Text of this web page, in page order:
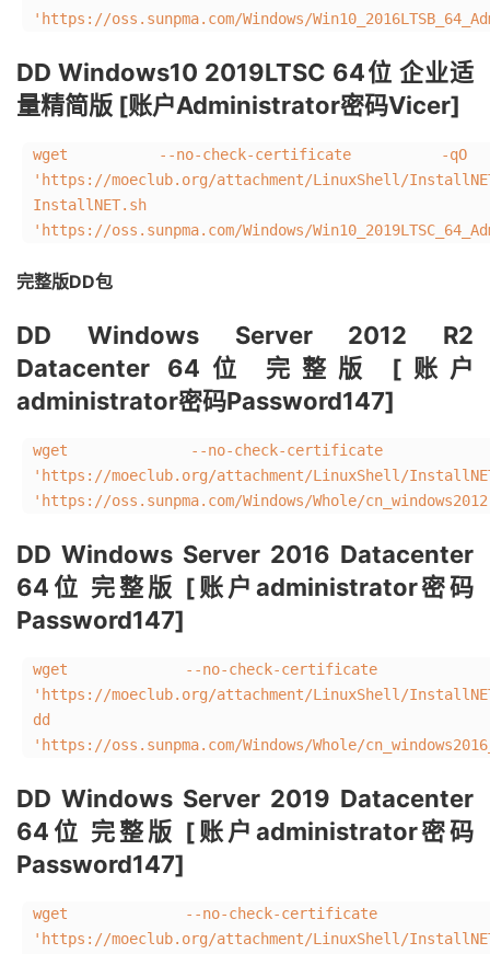
'https://oss.sunpma.com/Windows/
DD Windows10 2019LTSC 64位 企业适
量精简版 [账户Administrator密码Vicer]
wget --no-check-certificate -qO
'https://moeclub.org/attachment/LinuxShell/
'https://oss.sunpma.com/Windows/
完整版DD包
DD Windows Server 2012 R2
Datacenter 64位 完整版 [账户
administrator密码Password147]
wget --no-check-certificate
'https://moeclub.org/attachment/LinuxShell/
'https://oss.sunpma.com/Windows/Whole/
DD Windows Server 2016 Datacenter
64位 完整版 [账户administrator密码
Password147]
wget --no-check-certificate -
'https://moeclub.org/attachment/LinuxShell/
dd
'https://oss.sunpma.com/Windows/Whole/
DD Windows Server 2019 Datacenter
64位 完整版 [账户administrator密码
Password147]
wget --no-check-certificate -
'https://moeclub.org/attachment/LinuxShell/